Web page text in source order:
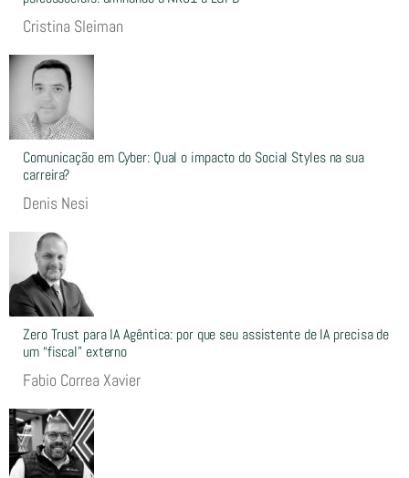
Cristina Sleiman
Comunicação em Cyber: Qual o impacto do Social Styles na sua
carreira?
Denis Nesi
Zero Trust para IA Agêntica: por que seu assistente de IA precisa de
um “fiscal” externo
Fabio Correa Xavier